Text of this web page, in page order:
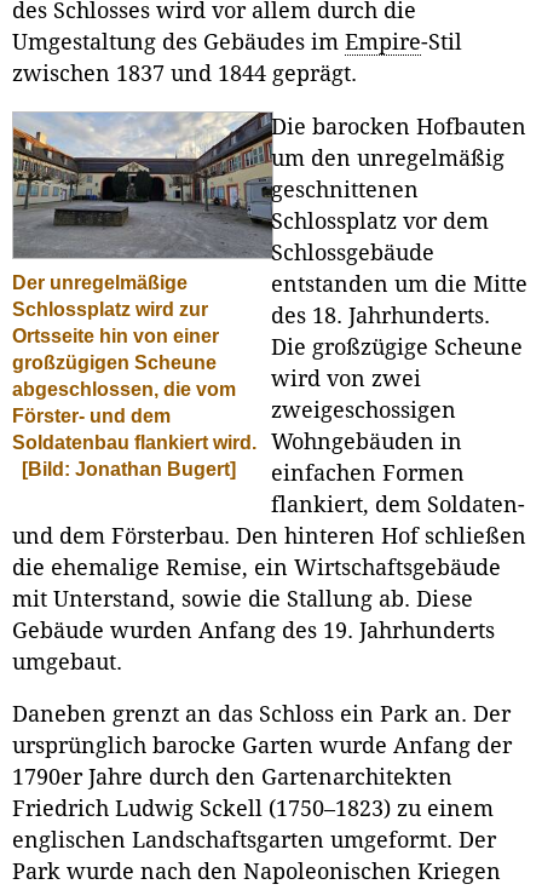
des Schlosses wird vor allem durch die
Umgestaltung des Gebäudes im Empire-Stil
zwischen 1837 und 1844 geprägt.
Der unregelmäßige
Schlossplatz wird zur
Ortsseite hin von einer
großzügigen Scheune
abgeschlossen, die vom
Förster- und dem
Soldatenbau flankiert wird.
[Bild: Jonathan Bugert]
Die barocken Hofbauten
um den unregelmäßig
geschnittenen
Schlossplatz vor dem
Schlossgebäude
entstanden um die Mitte
des 18. Jahrhunderts.
Die großzügige Scheune
wird von zwei
zweigeschossigen
Wohngebäuden in
einfachen Formen
flankiert, dem Soldaten-
und dem Försterbau. Den hinteren Hof schließen
die ehemalige Remise, ein Wirtschaftsgebäude
mit Unterstand, sowie die Stallung ab. Diese
Gebäude wurden Anfang des 19. Jahrhunderts
umgebaut.
Daneben grenzt an das Schloss ein Park an. Der
ursprünglich barocke Garten wurde Anfang der
1790er Jahre durch den Gartenarchitekten
Friedrich Ludwig Sckell (1750–1823) zu einem
englischen Landschaftsgarten umgeformt. Der
Park wurde nach den Napoleonischen Kriegen